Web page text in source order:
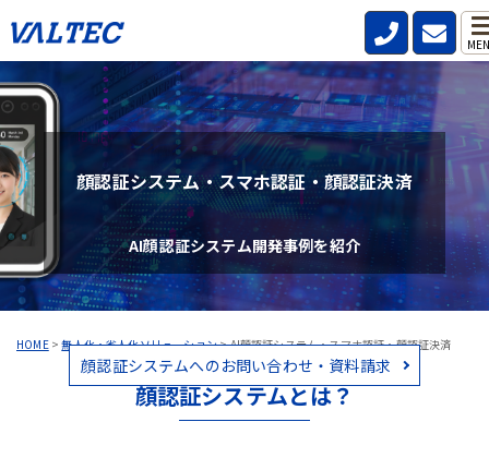
HOME>無人化・省人化ソリューション>AI顔認証システム・スマホ認証・顔認証決済
顔認証システム・スマホ認証・顔認証決済
AI顔認証システム開発事例を紹介
顔認証システムへのお問い合わせ・資料請求
顔認証システムとは？